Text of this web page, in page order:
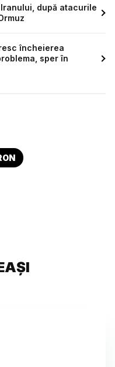
după atacurile
încheierea
sper în